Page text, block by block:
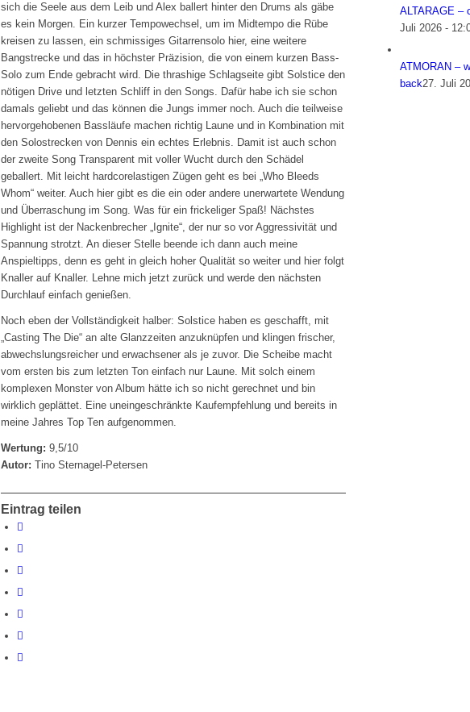
sich die Seele aus dem Leib und Alex ballert hinter den Drums als gäbe
es kein Morgen. Ein kurzer Tempowechsel, um im Midtempo die Rübe
kreisen zu lassen, ein schmissiges Gitarrensolo hier, eine weitere
Bangstrecke und das in höchster Präzision, die von einem kurzen Bass-
Solo zum Ende gebracht wird. Die thrashige Schlagseite gibt Solstice den
nötigen Drive und letzten Schliff in den Songs. Dafür habe ich sie schon
damals geliebt und das können die Jungs immer noch. Auch die teilweise
hervorgehobenen Bassläufe machen richtig Laune und in Kombination mit
den Solostrecken von Dennis ein echtes Erlebnis. Damit ist auch schon
der zweite Song Transparent mit voller Wucht durch den Schädel
geballert. Mit leicht hardcorelastigen Zügen geht es bei „Who Bleeds
Whom“ weiter. Auch hier gibt es die ein oder andere unerwartete Wendung
und Überraschung im Song. Was für ein frickeliger Spaß! Nächstes
Highlight ist der Nackenbrecher „Ignite“, der nur so vor Aggressivität und
Spannung strotzt. An dieser Stelle beende ich dann auch meine
Anspieltipps, denn es geht in gleich hoher Qualität so weiter und hier folgt
Knaller auf Knaller. Lehne mich jetzt zurück und werde den nächsten
Durchlauf einfach genießen.
Noch eben der Vollständigkeit halber: Solstice haben es geschafft, mit
„Casting The Die“ an alte Glanzzeiten anzuknüpfen und klingen frischer,
abwechslungsreicher und erwachsener als je zuvor. Die Scheibe macht
vom ersten bis zum letzten Ton einfach nur Laune. Mit solch einem
komplexen Monster von Album hätte ich so nicht gerechnet und bin
wirklich geplättet. Eine uneingeschränkte Kaufempfehlung und bereits in
meine Jahres Top Ten aufgenommen.
Wertung: 9,5/10
Autor: Tino Sternagel-Petersen
Eintrag teilen
ALTARAGE –
Juli 2026 -
ATMORAN –
back27. Juli